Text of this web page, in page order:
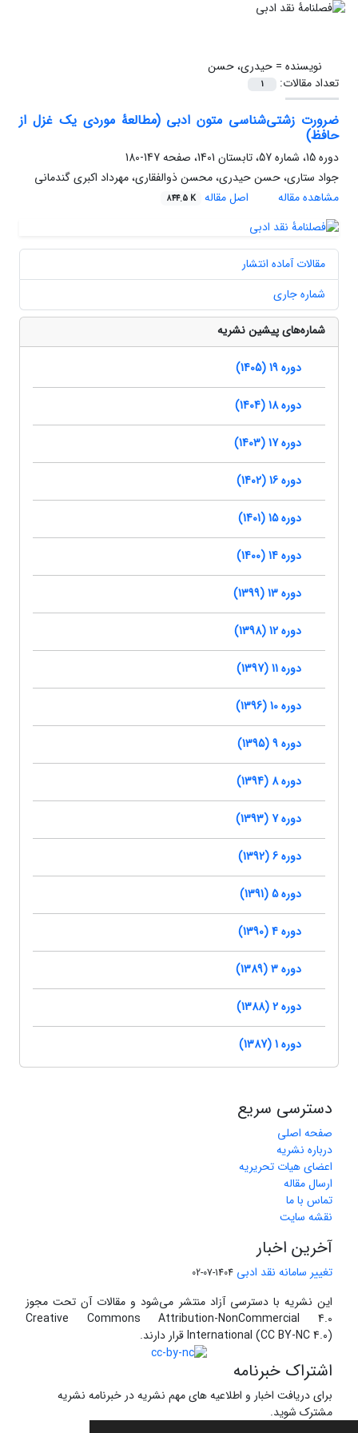
نویسنده =حیدری، حسن
تعداد مقالات:
1
ضرورت زشتی‌شناسی متون ادبی (مطالعۀ موردی یک غزل از
حافظ)
دوره 15، شماره 57، تابستان 1401، صفحه
147-180
جواد ستاری، حسن حیدری، محسن ذوالفقاری، مهرداد اکبری گندمانی
مشاهده مقاله
اصل مقاله 844.5 K
مقالات آماده انتشار
شماره جاری
شماره‌های پیشین نشریه
دوره 19 (1405)
دوره 18 (1404)
دوره 17 (1403)
دوره 16 (1402)
دوره 15 (1401)
دوره 14 (1400)
دوره 13 (1399)
دوره 12 (1398)
دوره 11 (1397)
دوره 10 (1396)
دوره 9 (1395)
دوره 8 (1394)
دوره 7 (1393)
دوره 6 (1392)
دوره 5 (1391)
دوره 4 (1390)
دوره 3 (1389)
دوره 2 (1388)
دوره 1 (1387)
دسترسی سریع
صفحه اصلی
درباره نشریه
اعضای هیات تحریریه
ارسال مقاله
تماس با ما
نقشه سایت
آخرین اخبار
تغییر سامانه نقد ادبی 1404-07-02
این نشریه با دسترسی آزاد منتشر می‌شود و مقالات آن تحت مجوز
Creative Commons Attribution-NonCommercial 4.0
International (CC BY-NC 4.0) قرار دارند.
اشتراک خبرنامه
برای دریافت اخبار و اطلاعیه های مهم نشریه در خبرنامه نشریه
مشترک شوید.